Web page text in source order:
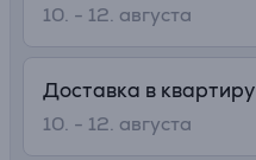
10. - 12. августа
Доставка в квартиру
10. - 12. августа